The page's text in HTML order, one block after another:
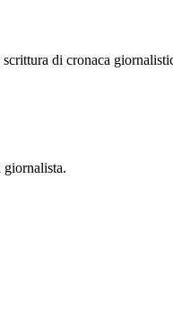
di cronaca